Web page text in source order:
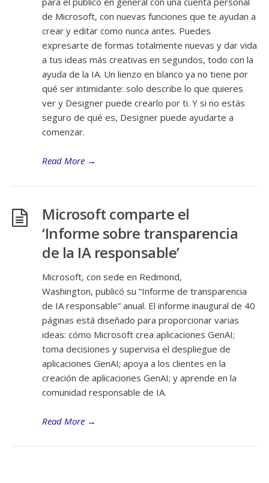
de Microsoft, con nuevas funciones que te ayudan a
crear y editar como nunca antes. Puedes
expresarte de formas totalmente nuevas y dar vida
a tus ideas más creativas en segundos, todo con la
ayuda de la IA. Un lienzo en blanco ya no tiene por
qué ser intimidante: solo describe lo que quieres
ver y Designer puede crearlo por ti. Y si no estás
seguro de qué es, Designer puede ayudarte a
comenzar.
Read More →
Microsoft comparte el
‘Informe sobre transparencia
de la IA responsable’
Microsoft, con sede en Redmond,
Washington, publicó su “Informe de transparencia
de IA responsable” anual. El informe inaugural de 40
páginas está diseñado para proporcionar varias
ideas: cómo Microsoft crea aplicaciones GenAI;
toma decisiones y supervisa el despliegue de
aplicaciones GenAI; apoya a los clientes en la
creación de aplicaciones GenAI; y aprende en la
comunidad responsable de IA.
Read More →